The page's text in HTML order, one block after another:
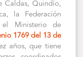
Caldas, Quindío,
la Federación
Ministerio de
1769 del 13 de
años, que tiene